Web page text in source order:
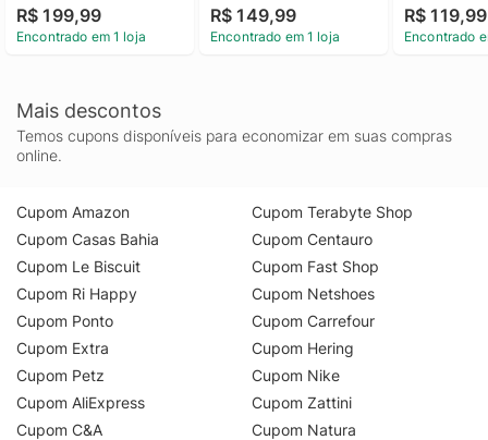
R$ 199,99
Encontrado em 1 loja
R$ 149,99
Encontrado em 1 loja
R$ 119,99
Encontrado
Mais descontos
Temos cupons disponíveis para economizar em suas compras
online.
Cupom Amazon
Cupom Casas Bahia
Cupom Le Biscuit
Cupom Ri Happy
Cupom Ponto
Cupom Extra
Cupom Petz
Cupom AliExpress
Cupom C&A
Cupom Terabyte Shop
Cupom Centauro
Cupom Fast Shop
Cupom Netshoes
Cupom Carrefour
Cupom Hering
Cupom Nike
Cupom Zattini
Cupom Natura